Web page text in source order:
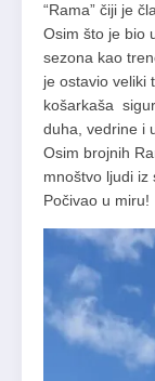
“Rama” čiji je
Osim što je bio
sezona kao
je ostavio veliki
košarkaša
duha, vedrine i
Osim brojnih
mnoštvo ljudi iz
Počivao u miru!